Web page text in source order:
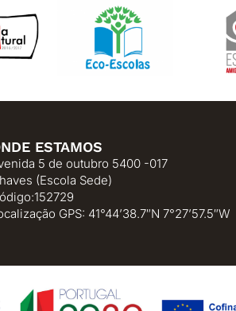
ESTAMOS
5 de outubro 5400 -017
(Escola Sede)
GPS: 41°44’38.7″N 7°27’57.5″W